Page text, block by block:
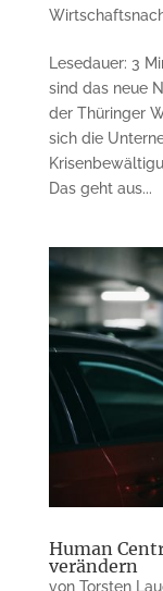
Lesedauer: 3
sind das neue
der Thüringer
sich die
Das geht aus...
Human
verändern
von Torsten